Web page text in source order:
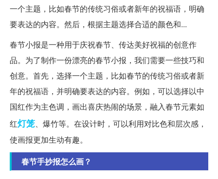
一个主题，比如春节的传统习俗或者新年的祝福语，明确
要表达的内容。然后，根据主题选择合适的颜色和...
春节小报是一种用于庆祝春节、传达美好祝福的创意作
品。为了制作一份漂亮的春节小报，我们需要一些技巧和
创意。首先，选择一个主题，比如春节的传统习俗或者新
年的祝福语，并明确要表达的内容。例如，可以选择以中
国红作为主色调，画出喜庆热闹的场景，融入春节元素如
红灯笼、爆竹等。在设计时，可以利用对比色和层次感，
使画报更加生动有趣。
春节手抄报怎么画？